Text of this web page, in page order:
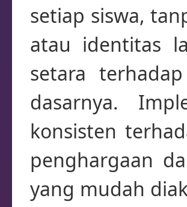
setiap siswa,
atau identitas
setara
dasarnya.
konsisten
penghargaan
yang mudah